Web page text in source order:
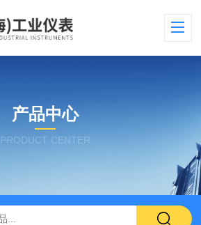
产品中心
PRODUCT CENTER